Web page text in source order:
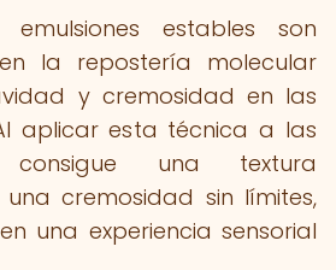
estables son
la repostería molecular
y cremosidad en las
aplicar esta técnica a las
consigue una textura
cremosidad sin límites,
una experiencia sensorial